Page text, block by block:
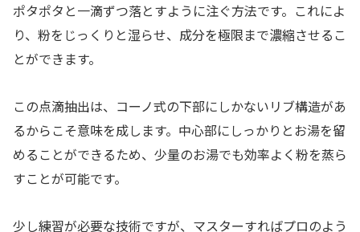
ポタポタと一滴ずつ落とすように注ぐ方法です。これによ
り、粉をじっくりと湿らせ、成分を極限まで濃縮させるこ
とができます。
この点滴抽出は、コーノ式の下部にしかないリブ構造があ
るからこそ意味を成します。中心部にしっかりとお湯を留
めることができるため、少量のお湯でも効率よく粉を蒸ら
すことが可能です。
少し練習が必要な技術ですが、マスターすればプロのよう